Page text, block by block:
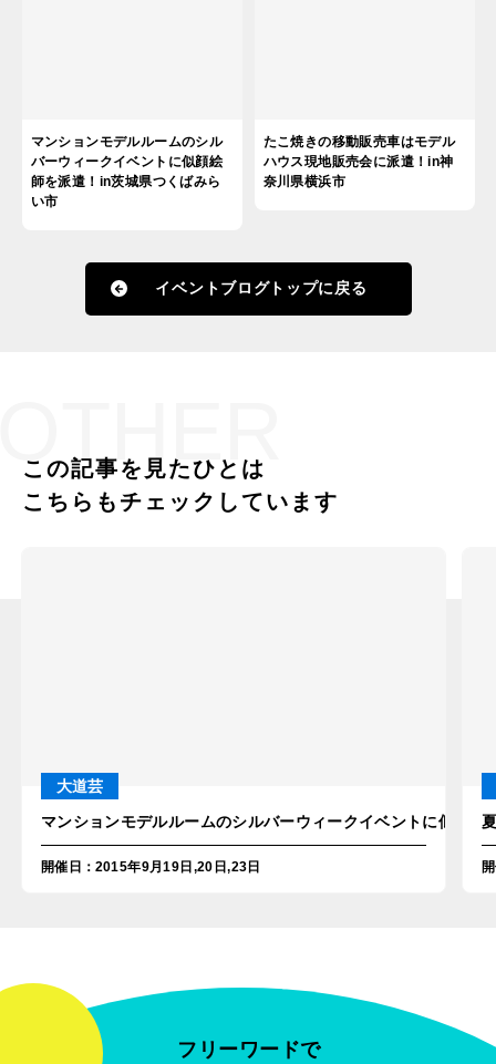
マンションモデルルームのシル
バーウィークイベントに似顔絵
師を派遣！in茨城県つくばみら
い市
たこ焼きの移動販売車はモデル
ハウス現地販売会に派遣！in神
奈川県横浜市
イベントブログトップに戻る
この記事を見たひとは
こちらもチェックしています
大道芸
マンションモデルルームのシルバーウィークイベントに似顔
開催日 ：2015年9月19日,20日,23日
フリーワードで